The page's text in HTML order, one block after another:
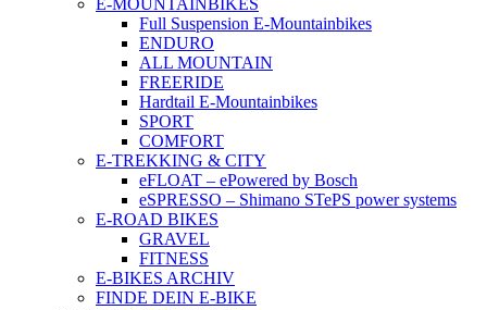
E-MOUNTAINBIKES
Full Suspension E-Mountainbikes
ENDURO
ALL MOUNTAIN
FREERIDE
Hardtail E-Mountainbikes
SPORT
COMFORT
E-TREKKING & CITY
eFLOAT – ePowered by Bosch
eSPRESSO – Shimano STePS power systems
E-ROAD BIKES
GRAVEL
FITNESS
E-BIKES ARCHIV
FINDE DEIN E-BIKE